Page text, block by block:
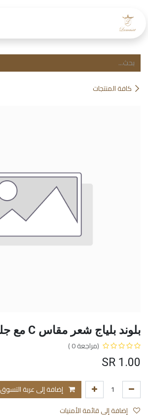
كافة المنتجات
بلوند بلياج شعر مقاس C مع جلسة حماية
(مراجعة 0 )
1.00
إضافة إلى عربة التسوق